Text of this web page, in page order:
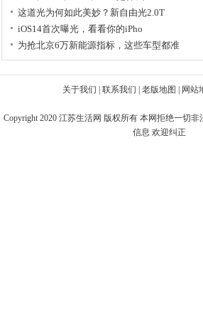
这道光为何如此美妙？新自由光2.0T
iOS14首次曝光，看看你的iPho
为抢北京6万新能源指标，这些车型都准
关于我们 联系我们 老版地图 网站
Copyright 2020 江苏生活网 版权所有 本网拒绝一切
信息 欢迎纠正